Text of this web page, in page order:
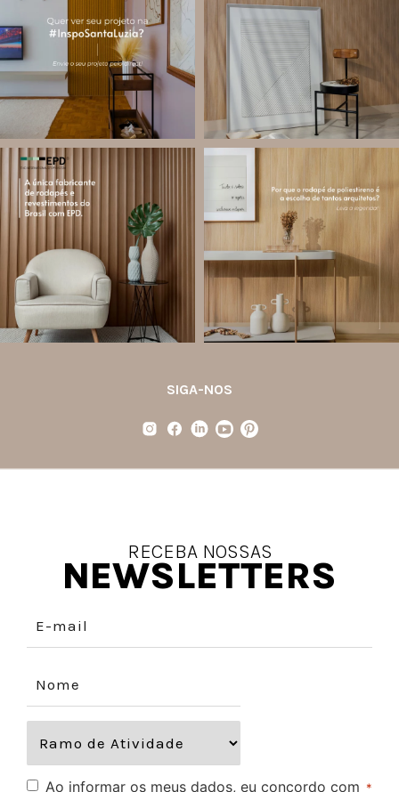
valorizar o trabalho de arquitetos,
designers de...
Jul 28
12 0
composições para valorizar o
ambiente!
Jul 27
82 8
Você sabe o que é EPD?
A Declaração Ambiental de Produto
(Environmental Product Declaration) é
um documento internacional que
Jul 21
35 1
Os rodapés de poliestireno
conquistaram espaço na arquitetura
porque unem estética, praticidade e
desempenho em um único produto.
Diferente
SIGA-NOS
RECEBA NOSSAS
NEWSLETTERS
Ao informar os meus dados, eu concordo com *